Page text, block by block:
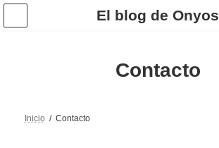
Saltar
contenido
Saltar
la
El blog de Onyos
Contacto
Inicio Contacto